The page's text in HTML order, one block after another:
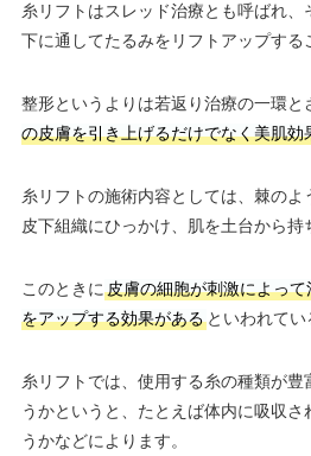
糸リフトはスレッド治療とも呼ばれ
下に通してたるみをリフトアップする
整形というよりは若返り治療の一環と
の皮膚を引き上げるだけでなく美肌効
糸リフトの施術内容としては、棘の
皮下組織にひっかけ、肌を土台から持
このときに皮膚の細胞が刺激によっ
をアップする効果があるといわれてい
糸リフトでは、使用する糸の種類が
うかというと、たとえば体内に吸収
うかなどによります。